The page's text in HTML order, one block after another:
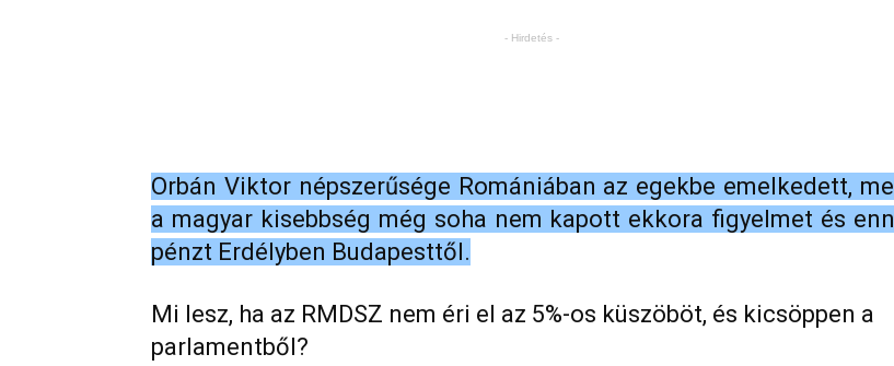
- Hirdetés -
Orbán Viktor népszerűsége Romániában az egekbe emelkedett,
a magyar kisebbség még soha nem kapott ekkora figyelmet és
pénzt Erdélyben Budapesttől.
Mi lesz, ha az RMDSZ nem éri el az 5%-os küszöböt, és kicsöppen a
parlamentből?